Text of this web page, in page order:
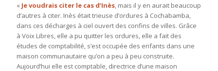
« Je voudrais citer le cas d’Inès, mais il y en aurait beaucoup
d’autres à citer. Inès était trieuse d’ordures à Cochabamba,
dans ces décharges à ciel ouvert des confins de villes. Grâce
à Voix Libres, elle a pu quitter les ordures, elle a fait des
études de comptabilité, s’est occupée des enfants dans une
maison communautaire qu’on a peu à peu construite.
Aujourd’hui elle est comptable, directrice d’une maison